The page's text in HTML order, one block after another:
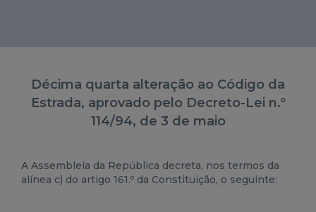
Décima quarta alteração ao Código da
Estrada, aprovado pelo Decreto-Lei n.º
114/94, de 3 de maio
A Assembleia da República decreta, nos termos da
alínea c) do artigo 161.º da Constituição, o seguinte: